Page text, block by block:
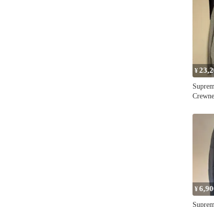
¥
¥